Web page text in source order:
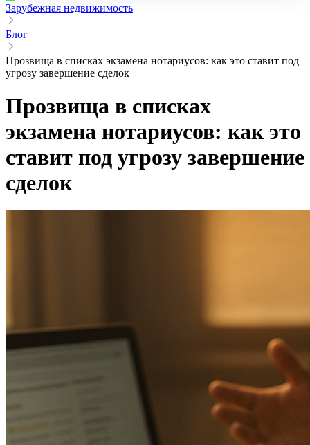
Зарубежная недвижимость
Блог
Прозвища в списках экзамена нотариусов: как это ставит под
угрозу завершение сделок
Прозвища в списках
экзамена нотариусов: как это
ставит под угрозу завершение
сделок